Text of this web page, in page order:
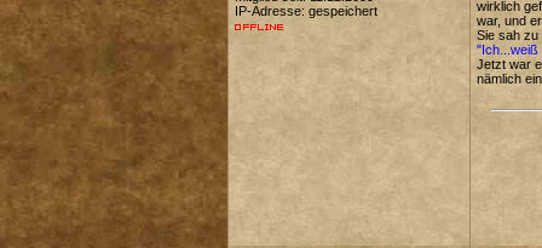
IP-Adresse: gespeichert
wirklich
war, und
Sie sah zu
"Ich...weiß
Jetzt war
nämlich